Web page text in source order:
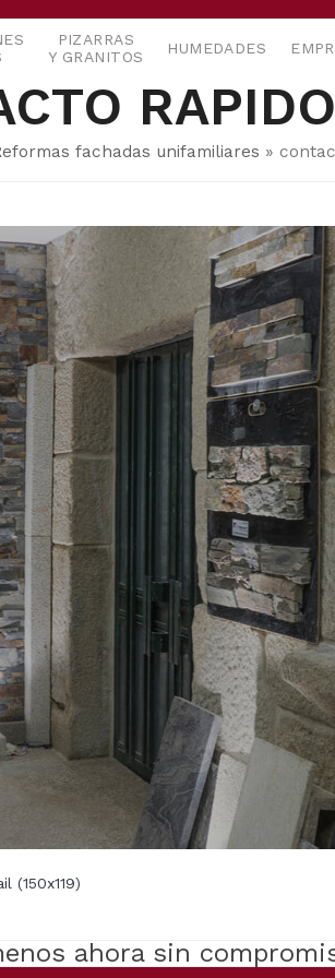
PIZARRAS
Y GRANITOS
HUMEDADES
fachadas unifamiliares »
(150x119)
ahora sin